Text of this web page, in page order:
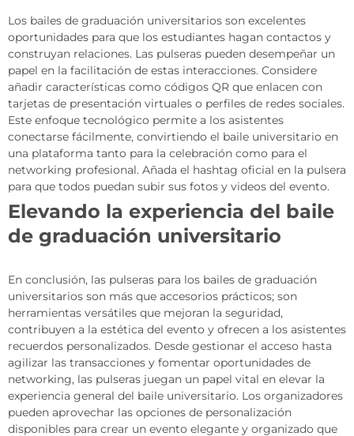
Los bailes de graduación universitarios son excelentes
oportunidades para que los estudiantes hagan contactos y
construyan relaciones. Las pulseras pueden desempeñar un
papel en la facilitación de estas interacciones. Considere
añadir características como códigos QR que enlacen con
tarjetas de presentación virtuales o perfiles de redes sociales.
Este enfoque tecnológico permite a los asistentes
conectarse fácilmente, convirtiendo el baile universitario en
una plataforma tanto para la celebración como para el
networking profesional. Añada el hashtag oficial en la pulsera
para que todos puedan subir sus fotos y videos del evento.
Elevando la experiencia del baile
de graduación universitario
En conclusión, las pulseras para los bailes de graduación
universitarios son más que accesorios prácticos; son
herramientas versátiles que mejoran la seguridad,
contribuyen a la estética del evento y ofrecen a los asistentes
recuerdos personalizados. Desde gestionar el acceso hasta
agilizar las transacciones y fomentar oportunidades de
networking, las pulseras juegan un papel vital en elevar la
experiencia general del baile universitario. Los organizadores
pueden aprovechar las opciones de personalización
disponibles para crear un evento elegante y organizado que